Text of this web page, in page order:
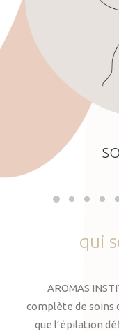
qui
AROMAS
complète de soins
que l’épilation